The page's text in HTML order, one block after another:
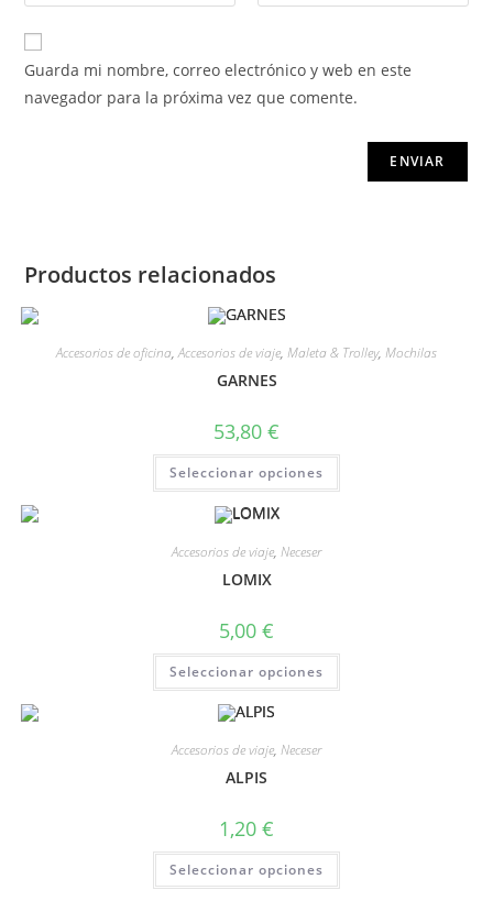
Guarda mi nombre, correo electrónico y web en este
navegador para la próxima vez que comente.
Productos relacionados
Accesorios de oficina,Accesorios de viaje, Maleta & Trolley, Mochilas
GARNES
53,80 €
Seleccionar opciones
Accesorios de viaje, Neceser
LOMIX
5,00 €
Seleccionar opciones
Accesorios de viaje, Neceser
ALPIS
1,20 €
Seleccionar opciones